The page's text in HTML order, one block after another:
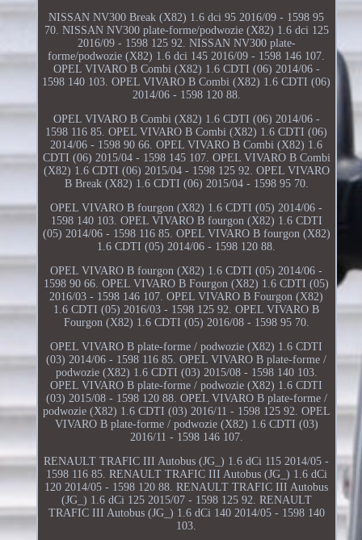
NISSAN NV300 Break (X82) 1.6 dci 95 2016/09 - 1598 95
70. NISSAN NV300 plate-forme/podwozie (X82) 1.6 dci 125
2016/09 - 1598 125 92. NISSAN NV300 plate-
forme/podwozie (X82) 1.6 dci 145 2016/09 - 1598 146 107.
OPEL VIVARO B Combi (X82) 1.6 CDTI (06) 2014/06 -
1598 140 103. OPEL VIVARO B Combi (X82) 1.6 CDTI (06)
2014/06 - 1598 120 88.
OPEL VIVARO B Combi (X82) 1.6 CDTI (06) 2014/06 -
1598 116 85. OPEL VIVARO B Combi (X82) 1.6 CDTI (06)
2014/06 - 1598 90 66. OPEL VIVARO B Combi (X82) 1.6
CDTI (06) 2015/04 - 1598 145 107. OPEL VIVARO B Combi
(X82) 1.6 CDTI (06) 2015/04 - 1598 125 92. OPEL VIVARO
B Break (X82) 1.6 CDTI (06) 2015/04 - 1598 95 70.
OPEL VIVARO B fourgon (X82) 1.6 CDTI (05) 2014/06 -
1598 140 103. OPEL VIVARO B fourgon (X82) 1.6 CDTI
(05) 2014/06 - 1598 116 85. OPEL VIVARO B fourgon (X82)
1.6 CDTI (05) 2014/06 - 1598 120 88.
OPEL VIVARO B fourgon (X82) 1.6 CDTI (05) 2014/06 -
1598 90 66. OPEL VIVARO B Fourgon (X82) 1.6 CDTI (05)
2016/03 - 1598 146 107. OPEL VIVARO B Fourgon (X82)
1.6 CDTI (05) 2016/03 - 1598 125 92. OPEL VIVARO B
Fourgon (X82) 1.6 CDTI (05) 2016/08 - 1598 95 70.
OPEL VIVARO B plate-forme / podwozie (X82) 1.6 CDTI
(03) 2014/06 - 1598 116 85. OPEL VIVARO B plate-forme /
podwozie (X82) 1.6 CDTI (03) 2015/08 - 1598 140 103.
OPEL VIVARO B plate-forme / podwozie (X82) 1.6 CDTI
(03) 2015/08 - 1598 120 88. OPEL VIVARO B plate-forme /
podwozie (X82) 1.6 CDTI (03) 2016/11 - 1598 125 92. OPEL
VIVARO B plate-forme / podwozie (X82) 1.6 CDTI (03)
2016/11 - 1598 146 107.
RENAULT TRAFIC III Autobus (JG_) 1.6 dCi 115 2014/05 -
1598 116 85. RENAULT TRAFIC III Autobus (JG_) 1.6 dCi
120 2014/05 - 1598 120 88. RENAULT TRAFIC III Autobus
(JG_) 1.6 dCi 125 2015/07 - 1598 125 92. RENAULT
TRAFIC III Autobus (JG_) 1.6 dCi 140 2014/05 - 1598 140
103.